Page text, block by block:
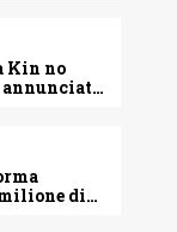
Kin no
annunciato
di